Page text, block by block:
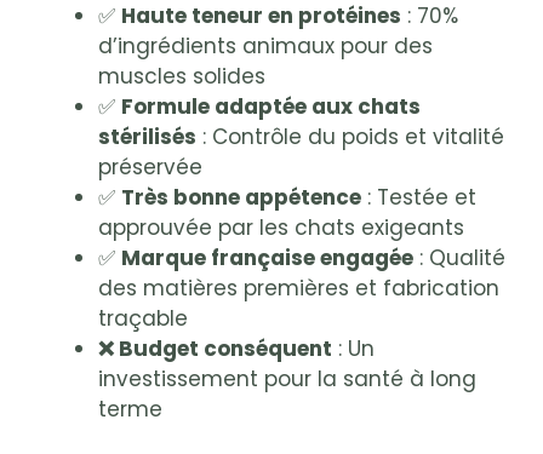
✅ Haute teneur en protéines : 70%
d’ingrédients animaux pour des
muscles solides
✅ Formule adaptée aux chats
stérilisés : Contrôle du poids et vitalité
préservée
✅ Très bonne appétence : Testée et
approuvée par les chats exigeants
✅ Marque française engagée : Qualité
des matières premières et fabrication
traçable
❌ Budget conséquent : Un
investissement pour la santé à long
terme